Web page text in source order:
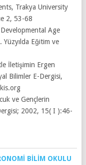
Trakya University
2, 53-68
Age
Eğitim ve
İletişimin Ergen
Bilimler E-Dergisi,
ve Gençlerin
2002, 15( I ):46-
BİLİM OKULU